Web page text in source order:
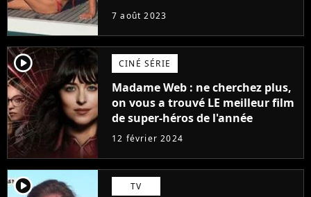
7 août 2023
player2 CINÉ SÉRIE
Madame Web : ne cherchez plus,
on vous a trouvé LE meilleur film
de super-héros de l'année
12 février 2024
player2 TV